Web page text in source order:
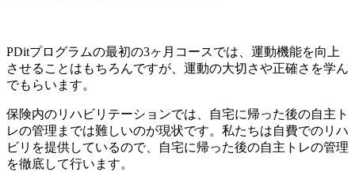
PDitプログラムの最初の3ヶ月コースでは、運動機能を向上
させることはもちろんですが、運動の大切さや正確さを学ん
でもらいます。
保険内のリハビリテーションでは、自宅に帰った後の自主ト
レの管理までは難しいのが現状です。私たちは自費でのリハ
ビリを提供しているので、自宅に帰った後の自主トレの管理
を徹底して行います。